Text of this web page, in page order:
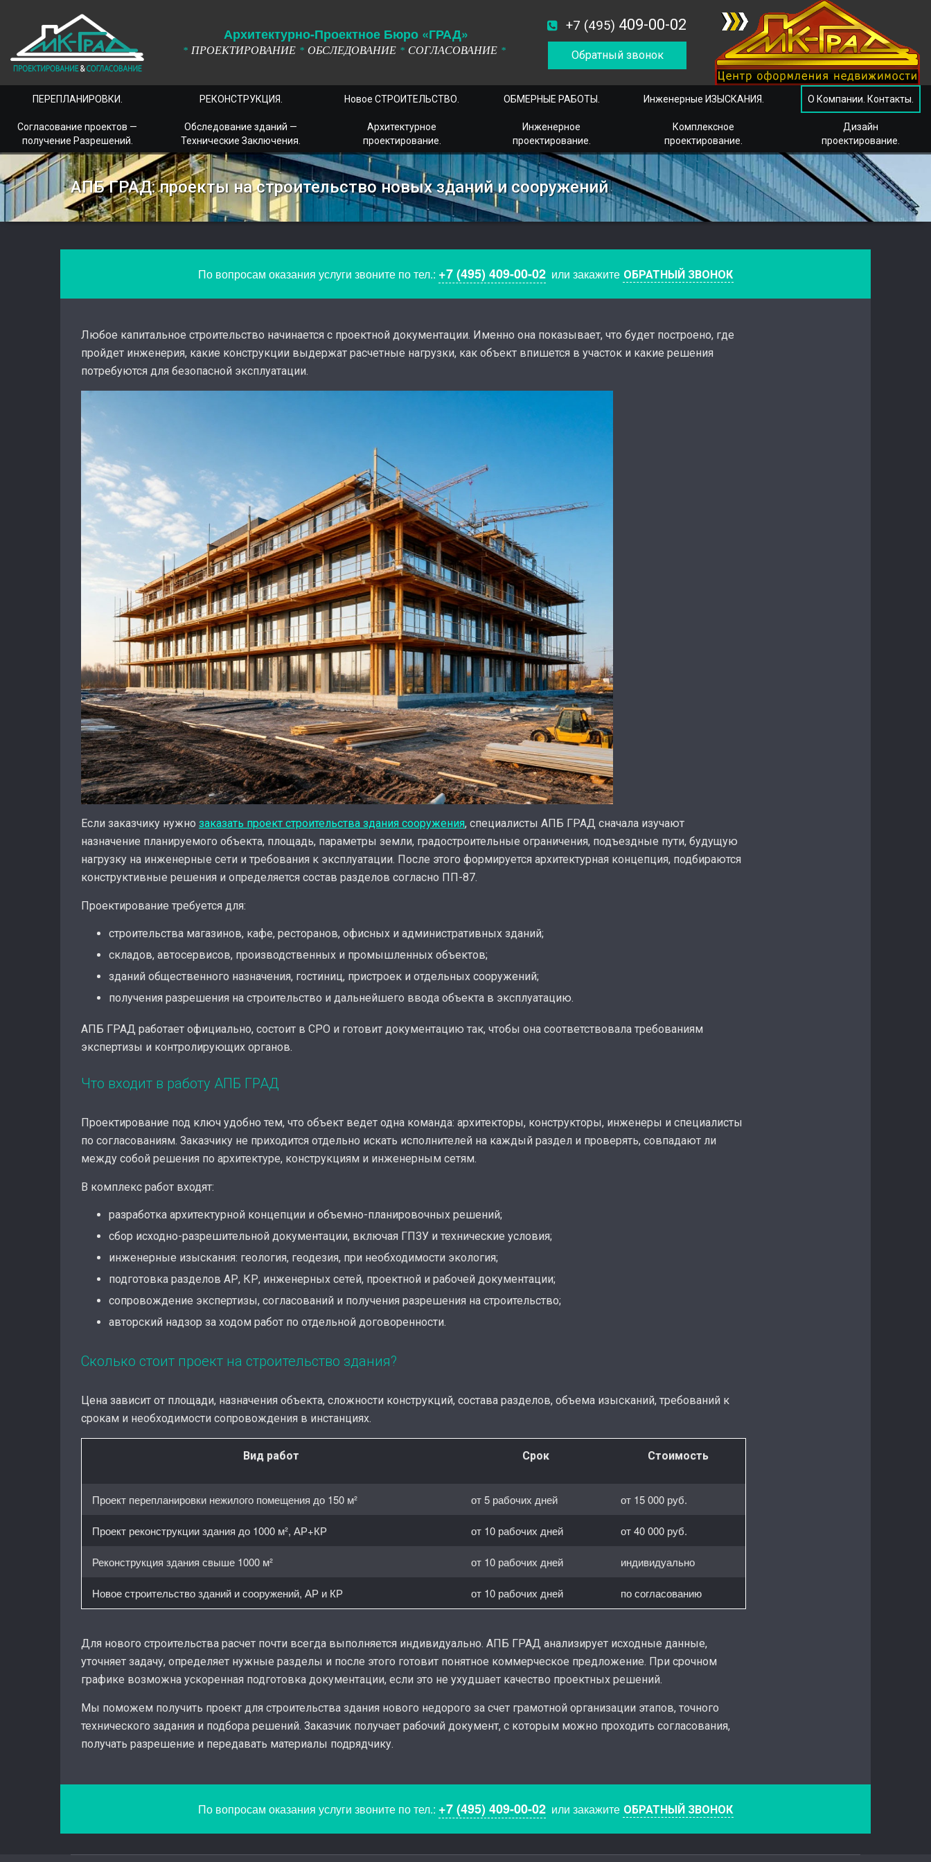
Архитектурно-Проектное Бюро «ГРАД»
* ПРОЕКТИРОВАНИЕ * ОБСЛЕДОВАНИЕ * СОГЛАСОВАНИЕ *
+7 (495) 409-00-02
Обратный звонок
ПЕРЕПЛАНИРОВКИ. РЕКОНСТРУКЦИЯ. Новое СТРОИТЕЛЬСТВО. ОБМЕРНЫЕ РАБОТЫ. Инженерные ИЗЫСКАНИЯ. О Компании. Контакты.
Согласование проектов —
получение Разрешений.
Обследование зданий —
Технические Заключения.
Архитектурное
проектирование.
Инженерное
проектирование.
Комплексное
проектирование.
Дизайн
проектирование.
АПБ ГРАД: проекты на строительство новых зданий и сооружений
По вопросам оказания услуги звоните по тел.: +7 (495) 409-00-02или закажите ОБРАТНЫЙ ЗВОНОК
Любое капитальное строительство начинается с проектной документации. Именно она показывает, что будет построено, где
пройдет инженерия, какие конструкции выдержат расчетные нагрузки, как объект впишется в участок и какие решения
потребуются для безопасной эксплуатации.
Если заказчику нужно заказать проект строительства здания сооружения, специалисты АПБ ГРАД сначала изучают
назначение планируемого объекта, площадь, параметры земли, градостроительные ограничения, подъездные пути, будущую
нагрузку на инженерные сети и требования к эксплуатации. После этого формируется архитектурная концепция, подбираются
конструктивные решения и определяется состав разделов согласно ПП-87.
Проектирование требуется для:
строительства магазинов, кафе, ресторанов, офисных и административных зданий;
складов, автосервисов, производственных и промышленных объектов;
зданий общественного назначения, гостиниц, пристроек и отдельных сооружений;
получения разрешения на строительство и дальнейшего ввода объекта в эксплуатацию.
АПБ ГРАД работает официально, состоит в СРО и готовит документацию так, чтобы она соответствовала требованиям
экспертизы и контролирующих органов.
Что входит в работу АПБ ГРАД
Проектирование под ключ удобно тем, что объект ведет одна команда: архитекторы, конструкторы, инженеры и специалисты
по согласованиям. Заказчику не приходится отдельно искать исполнителей на каждый раздел и проверять, совпадают ли
между собой решения по архитектуре, конструкциям и инженерным сетям.
В комплекс работ входят:
разработка архитектурной концепции и объемно-планировочных решений;
сбор исходно-разрешительной документации, включая ГПЗУ и технические условия;
инженерные изыскания: геология, геодезия, при необходимости экология;
подготовка разделов АР, КР, инженерных сетей, проектной и рабочей документации;
сопровождение экспертизы, согласований и получения разрешения на строительство;
авторский надзор за ходом работ по отдельной договоренности.
Сколько стоит проект на строительство здания?
Цена зависит от площади, назначения объекта, сложности конструкций, состава разделов, объема изысканий, требований к
срокам и необходимости сопровождения в инстанциях.
Вид работ Срок Стоимость
Проект перепланировки нежилого помещения до 150 м² от 5 рабочих дней от 15 000 руб.
Проект реконструкции здания до 1000 м², АР+КР от 10 рабочих дней от 40 000 руб.
Реконструкция здания свыше 1000 м² от 10 рабочих дней индивидуально
Новое строительство зданий и сооружений, АР и КР от 10 рабочих дней по согласованию
Для нового строительства расчет почти всегда выполняется индивидуально. АПБ ГРАД анализирует исходные данные,
уточняет задачу, определяет нужные разделы и после этого готовит понятное коммерческое предложение. При срочном
графике возможна ускоренная подготовка документации, если это не ухудшает качество проектных решений.
Мы поможем получить проект для строительства здания нового недорого за счет грамотной организации этапов, точного
технического задания и подбора решений. Заказчик получает рабочий документ, с которым можно проходить согласования,
получать разрешение и передавать материалы подрядчику.
По вопросам оказания услуги звоните по тел.: +7 (495) 409-00-02или закажите ОБРАТНЫЙ ЗВОНОК